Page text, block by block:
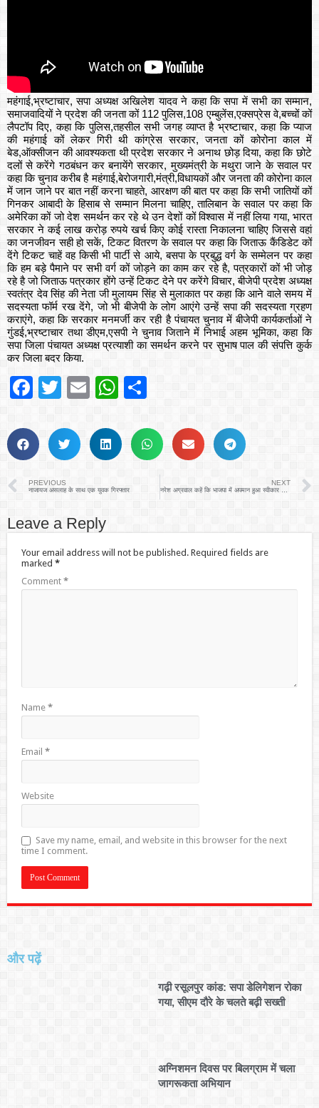
महंगाई,भ्रष्टाचार, सपा अध्यक्ष अखिलेश यादव ने कहा कि सपा में सभी का सम्मान,
समाजवादियों ने प्रदेश की जनता कों 112 पुलिस,108 एम्बुलेंस,एक्सप्रेस वे,बच्चों कों
लैपटॉप दिए, कहा कि पुलिस,तहसील सभी जगह व्याप्त है भ्रष्टाचार, कहा कि प्याज
की महंगाई कों लेकर गिरी थी कांग्रेस सरकार, जनता कों कोरोना काल में
बेड,ऑक्सीजन की आवश्यकता थी प्रदेश सरकार ने अनाथ छोड़ दिया, कहा कि छोटे
दलों से करेंगे गठबंधन कर बनायेंगे सरकार, मुख्यमंत्री के मथुरा जाने के सवाल पर
कहा कि चुनाव करीब है महंगाई,बेरोजगारी,मंत्री,विधायकों और जनता की कोरोना काल
में जान जाने पर बात नहीं करना चाहते, आरक्षण की बात पर कहा कि सभी जातियों कों
गिनकर आबादी के हिसाब से सम्मान मिलना चाहिए, तालिबान के सवाल पर कहा कि
अमेरिका कों जो देश समर्थन कर रहे थे उन देशों कों विश्वास में नहीं लिया गया, भारत
सरकार ने कई लाख करोड़ रुपये खर्च किए कोई रास्ता निकालना चाहिए जिससे वहां
का जनजीवन सही हो सकें, टिकट वितरण के सवाल पर कहा कि जिताऊ कैंडिडेट कों
देंगे टिकट चाहें वह किसी भी पार्टी से आये, बसपा के प्रबुद्ध वर्ग के सम्मेलन पर कहा
कि हम बड़े पैमाने पर सभी वर्ग कों जोड़ने का काम कर रहे है, पत्रकारों कों भी जोड़
रहे है जो जिताऊ पत्रकार होंगे उन्हें टिकट देने पर करेंगे विचार, बीजेपी प्रदेश अध्यक्ष
स्वतंत्र देव सिंह की नेता जी मुलायम सिंह से मुलाकात पर कहा कि आने वाले समय में
सदस्यता फॉर्म रख देंगे, जो भी बीजेपी के लोग आएंगे उन्हें सपा की सदस्यता ग्रहण
कराएंगे, कहा कि सरकार मनमर्जी कर रही है पंचायत चुनाव में बीजेपी कार्यकर्ताओं ने
गुंडई,भ्रष्टाचार तथा डीएम,एसपी ने चुनाव जिताने में निभाई अहम भूमिका, कहा कि
सपा जिला पंचायत अध्यक्ष प्रत्याशी का समर्थन करने पर सुभाष पाल की संपत्ति कुर्क
कर जिला बदर किया.
Facebook
Twitter
EmailWhatsApp
PREVIOUS
नाजायज असलाह के साथ एक युवक गिरफ्तार
NEXT
नरेश अग्रवाल कहें कि भाजपा में अपमान हुआ स्वीकार कर लेंगे- अखिलेश यादव
Leave a Reply
Your email address will not be published. Required fields are
marked *
Comment *
Name *
Email *
Website
Save my name, email, and website in this browser for the next
time I comment.
और पढ़ें
गढ़ी रसूलपुर कांड: सपा डेलिगेशन रोका
गया, सीएम दौरे के चलते बढ़ी सख्ती
अग्निशमन दिवस पर बिलग्राम में चला
जागरूकता अभियान